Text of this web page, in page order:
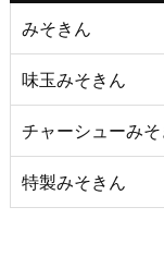
みそきん
味玉みそきん
チャーシューみそ
特製みそきん